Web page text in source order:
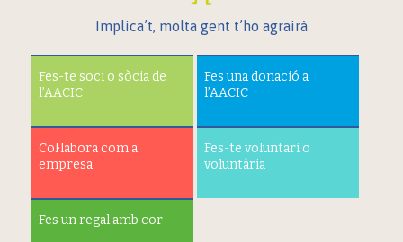
Implica’t, molta gent t’ho agrairà
Fes-te soci o sòcia de
l’AACIC
Fes una donació a
l’AACIC
Col·labora com a
empresa
Fes-te voluntari o
voluntària
Fes un regal amb cor